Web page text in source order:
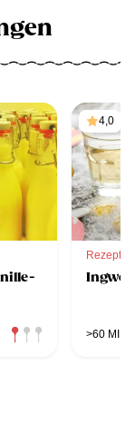
4,0
Rezept
>60 MIN